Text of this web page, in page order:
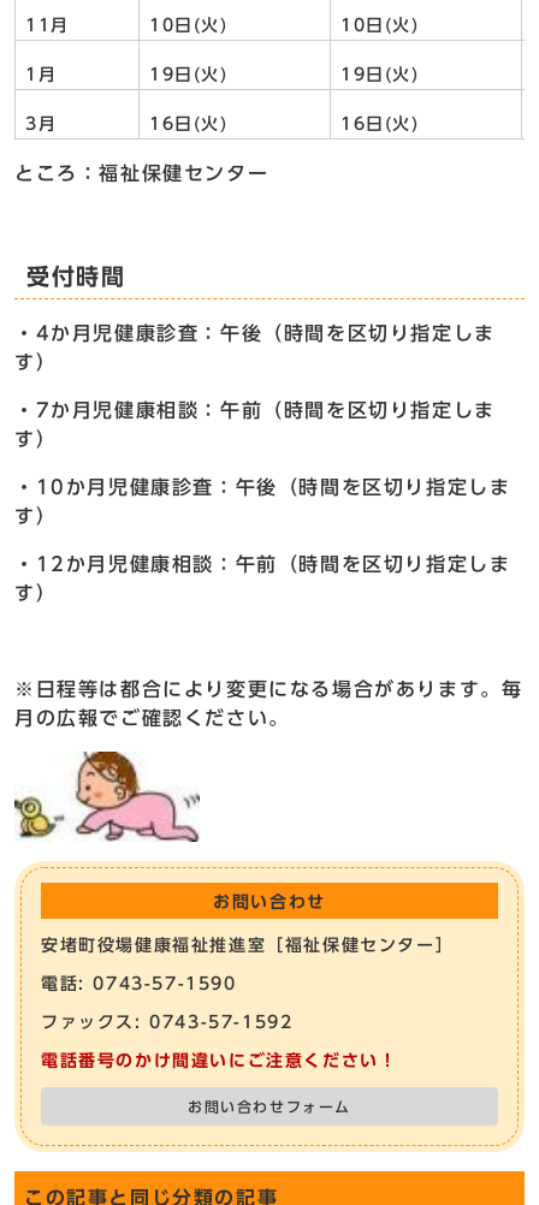
11月 10日(火) 10日(火)
1月 19日(火) 19日(火)
3月 16日(火) 16日(火)
ところ：福祉保健センター
受付時間
・4か月児健康診査：午後（時間を区切り指定しま
す）
・7か月児健康相談：午前（時間を区切り指定しま
す）
・10か月児健康診査：午後（時間を区切り指定しま
す）
・12か月児健康相談：午前（時間を区切り指定しま
す）
※日程等は都合により変更になる場合があります。毎
月の広報でご確認ください。
お問い合わせ
安堵町役場健康福祉推進室［福祉保健センター］
電話: 0743-57-1590
ファックス: 0743-57-1592
電話番号のかけ間違いにご注意ください！
お問い合わせフォーム
この記事と同じ分類の記事